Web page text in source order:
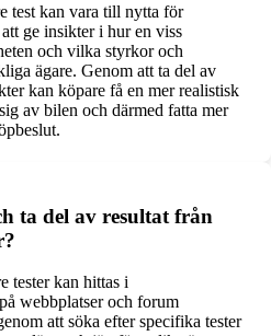
test kan vara till nytta för
ge insikter i hur en viss
och vilka styrkor och
ägare. Genom att ta del av
kan köpare få en mer realistisk
av bilen och därmed fatta mer
ta del av resultat från
tester kan hittas i
webbplatser och forum
att söka efter specifika tester